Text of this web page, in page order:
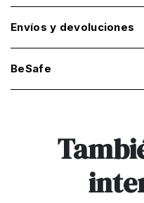
Envíos y devoluciones
BeSafe